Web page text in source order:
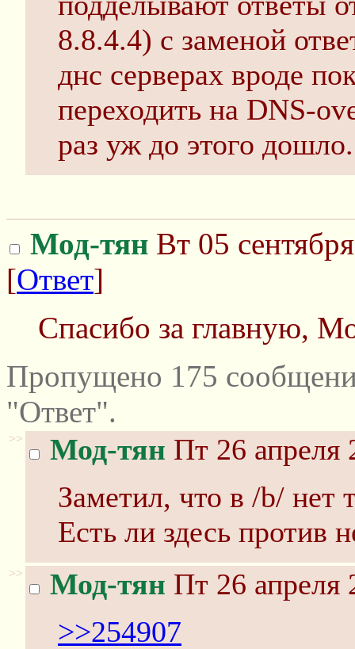
8.8.4.4) с заменой
днс серверах вроде
переходить на DNS-
раз уж до этого дошло.
Мод-тян Вт 05
[Ответ]
Спасибо за главную,
Пропущено 175
"Ответ".
>> Мод-тян Пт 26 апреля
Заметил, что в /b/ нет
Есть ли здесь против
>> Мод-тян Пт 26 апреля
>>254907